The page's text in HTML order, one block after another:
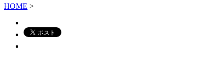
HOME >